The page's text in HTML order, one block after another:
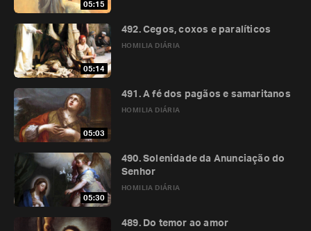
05:15
05:14
HOMILIA DIÁRIA
492. Cegos, coxos e paralíticos
05:03
HOMILIA DIÁRIA
491. A fé dos pagãos e samaritanos
05:30
HOMILIA DIÁRIA
490. Solenidade da Anunciação do
Senhor
489. Do temor ao amor